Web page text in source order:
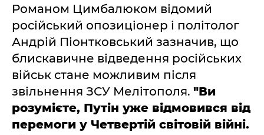
Романом Цимбалюком відомий
російський опозиціонер і політолог
Андрій Піонтковський зазначив, що
блискавичне відведення російських
військ стане можливим після
звільнення ЗСУ Мелітополя. "Ви
розумієте, Путін уже відмовився від
перемоги у Четвертій світовій війні.